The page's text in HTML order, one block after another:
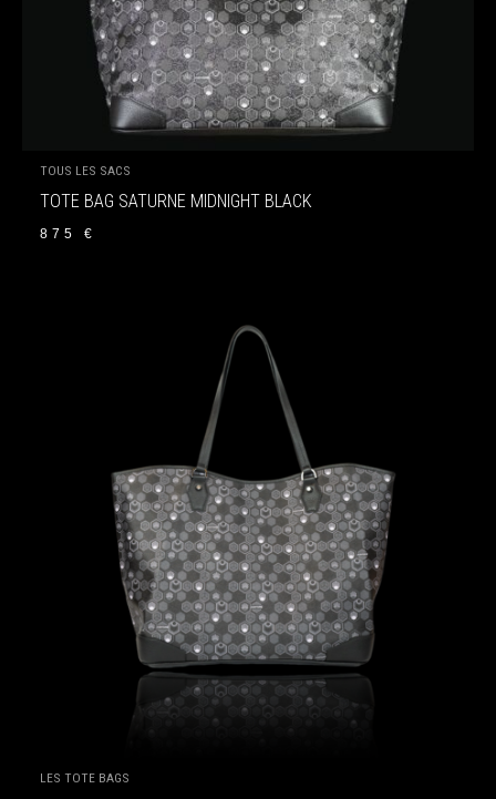
TOUS LES SACS
TOTE BAG SATURNE MIDNIGHT BLACK
875€
LES TOTE BAGS